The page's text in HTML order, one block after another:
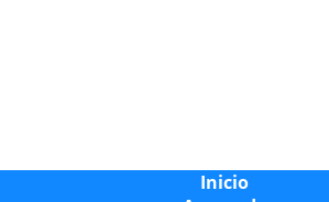
encuentra elpueblo de Andratx,
visitar el prestigioso Centro
Inicio